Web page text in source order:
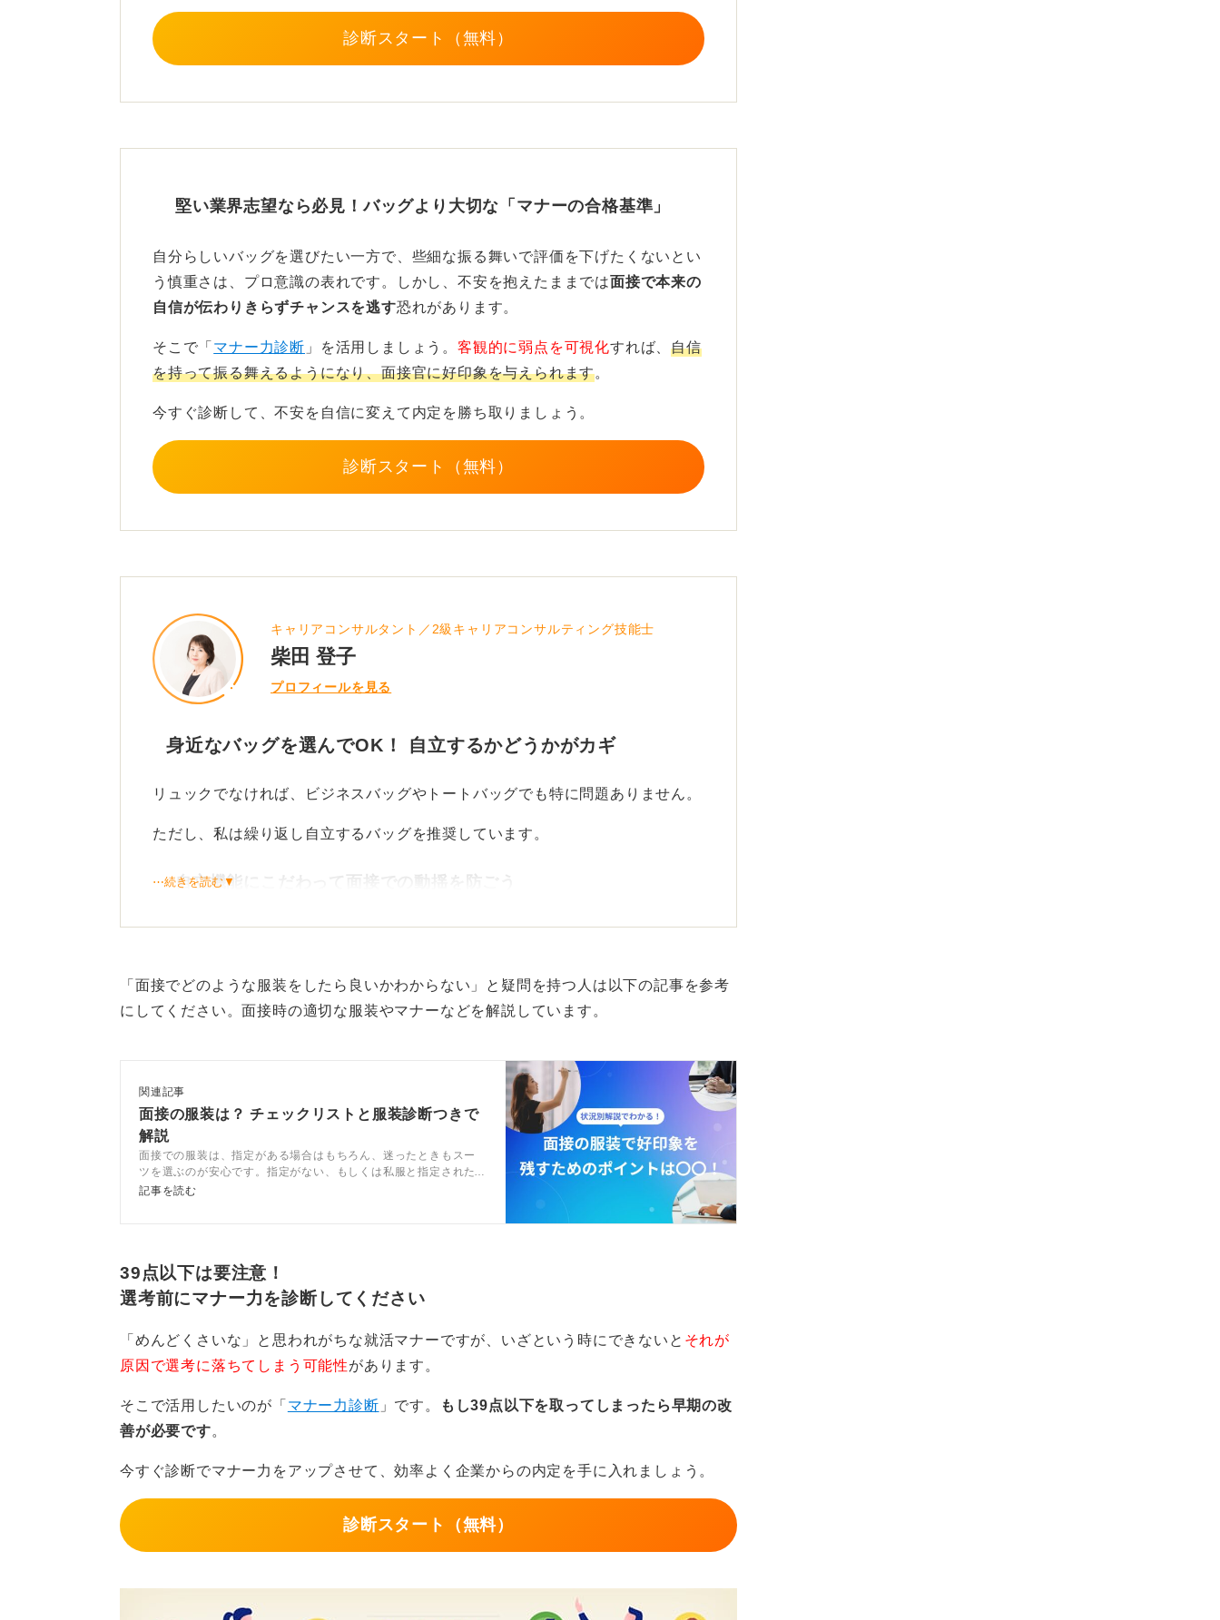
社後も使えるようなシンプルなビジネスバッグであれば問題はありません。
実際に店舗で持ち手の長さ、重さ、書類の入れやすさなどを確認して選んでくだ
診断スタート（無料）
堅い業界志望なら必見！バッグより大切な「マナーの合格基準」
自分らしいバッグを選びたい一方で、些細な振る舞いで評価を下げたくないとい
う慎重さは、プロ意識の表れです。しかし、不安を抱えたままでは面接で本来の
自信が伝わりきらずチャンスを逃す恐れがあります。
そこで「 マナー力診断 」を活用しましょう。客観的に弱点を可視化すれば、自信
を持って振る舞えるようになり、面接官に好印象を与えられます。
今すぐ診断して、不安を自信に変えて内定を勝ち取りましょう。
診断スタート（無料）
キャリアコンサルタント／2級キャリアコンサルティング技能士
柴田 登子
プロフィールを見る
身近なバッグを選んでOK！ 自立するかどうかがカギ
リュックでなければ、ビジネスバッグやトートバッグでも特に問題ありません。
ただし、私は繰り返し自立するバッグを推奨しています。
自立機能にこだわって面接での動揺を防ごう
面接でバッグが倒れたりしてオタオタしてしまうと、自分のコンディションに影
自立するかどうかを加味して選んでみてください。
⋯続きを読む▼
「面接でどのような服装をしたら良いかわからない」と疑問を持つ人は以下の記事を参考
にしてください。面接時の適切な服装やマナーなどを解説しています。
関連記事
面接の服装は？ チェックリストと服装診断つきで
解説
面接での服装は、指定がある場合はもちろん、迷ったときもスー
ツを選ぶのが安心です。指定がない、もしくは私服と指定された
ときはオフィスカジュアルを着用しましょう。今回は面接の服装
記事を読む
39点以下は要注意！
選考前にマナー力を診断してください
「めんどくさいな」と思われがちな就活マナーですが、いざという時にできないと それが
原因で選考に落ちてしまう可能性があります。
そこで活用したいのが「 マナー力診断 」です。
もし39点以下を取ってしまったら早期の改
善が必要です。
今すぐ診断でマナー力をアップさせて、効率よく企業からの内定を手に入れましょう。
診断スタート（無料）